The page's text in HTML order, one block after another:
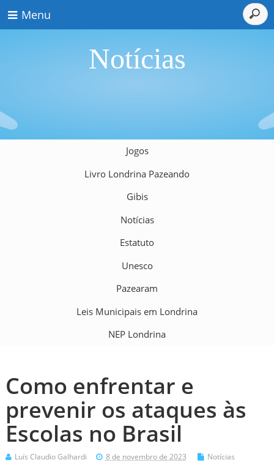
Menu
Notícias
Jogos
Livro Londrina Pazeando
Gibis
Notícias
Estatuto
Unesco
Pazearam
Leis Municipais em Londrina
NEP Londrina
Como enfrentar e
prevenir os ataques às
Escolas no Brasil
Luís Claudio Galhardi 8 de novembro de 2023 Notícias